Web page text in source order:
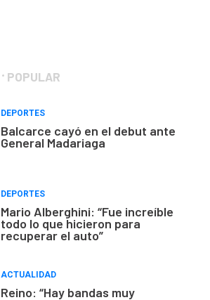
POPULAR
DEPORTES
Balcarce cayó en el debut ante
General Madariaga
DEPORTES
Mario Alberghini: “Fue increíble
todo lo que hicieron para
recuperar el auto”
ACTUALIDAD
Reino: “Hay bandas muy